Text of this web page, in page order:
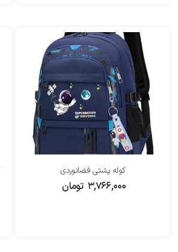
کوله پشتی فضانوردی
۳,۷۶۶,۰۰۰ تومان